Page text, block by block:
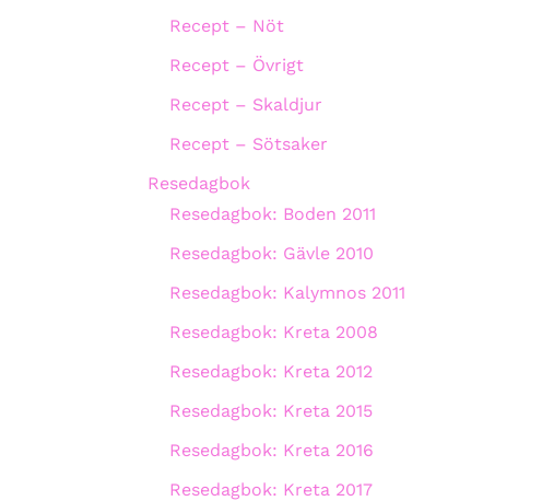
Recept – Nöt
Recept – Övrigt
Recept – Skaldjur
Recept – Sötsaker
Resedagbok
Resedagbok: Boden 2011
Resedagbok: Gävle 2010
Resedagbok: Kalymnos 2011
Resedagbok: Kreta 2008
Resedagbok: Kreta 2012
Resedagbok: Kreta 2015
Resedagbok: Kreta 2016
Resedagbok: Kreta 2017